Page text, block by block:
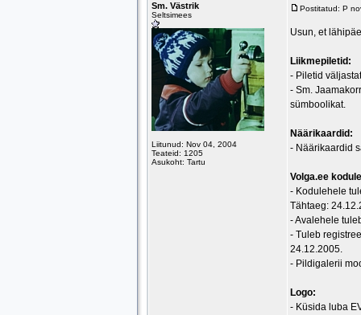
Sm. Västrik
Seltsimees
Liitunud: Nov 04, 2004
Teateid: 1205
Asukoht: Tartu
Postitatud: P
Usun, et
Liikmepiletid:
- Piletid
- Sm.
sümboolikat.
Näärikaardid:
- Näärikaardid
Volga.ee
- Kodulehele
Tähtaeg:
- Avalehele
- Tuleb
24.12.2005.
- Pildigalerii
Logo:
- Küsida luba